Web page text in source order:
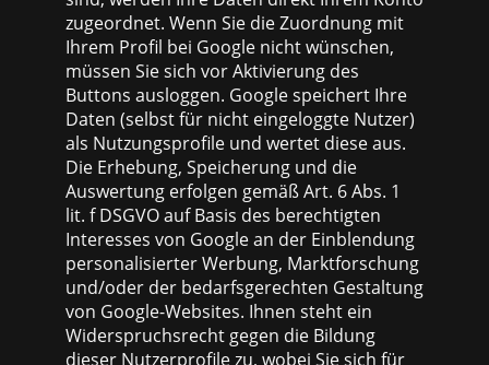
zugeordnet. Wenn Sie die Zuordnung mit
Ihrem Profil bei Google nicht wünschen,
müssen Sie sich vor Aktivierung des
Buttons ausloggen. Google speichert Ihre
Daten (selbst für nicht eingeloggte Nutzer)
als Nutzungsprofile und wertet diese aus.
Die Erhebung, Speicherung und die
Auswertung erfolgen gemäß Art. 6 Abs. 1
lit. f DSGVO auf Basis des berechtigten
Interesses von Google an der Einblendung
personalisierter Werbung, Marktforschung
und/oder der bedarfsgerechten Gestaltung
von Google-Websites. Ihnen steht ein
Widerspruchsrecht gegen die Bildung
dieser Nutzerprofile zu, wobei Sie sich für